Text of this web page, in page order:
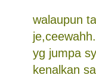
walaupun
yg jumpa
kenalkan